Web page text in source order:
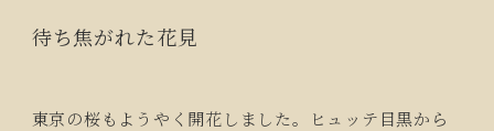
待ち焦がれた花見
東京の桜もようやく開花しました。ヒュッテ目黒から